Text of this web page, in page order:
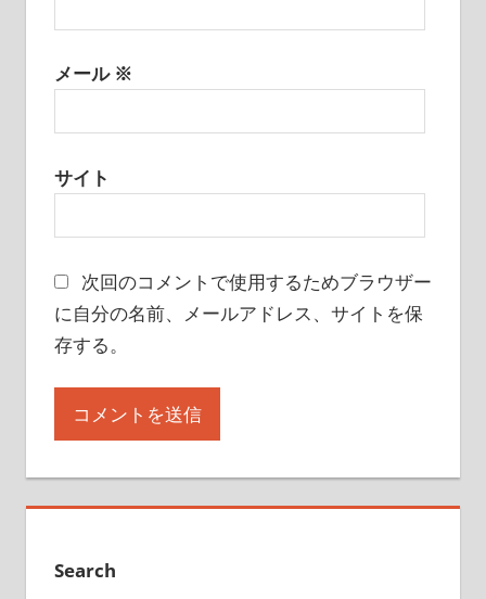
メール ※
サイト
次回のコメントで使用するためブラウザー
に自分の名前、メールアドレス、サイトを保
存する。
Search